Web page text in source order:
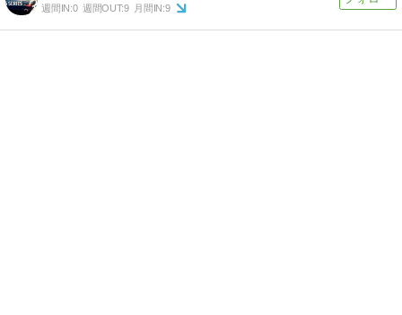
週間IN:0 週間OUT:9 月間IN:9